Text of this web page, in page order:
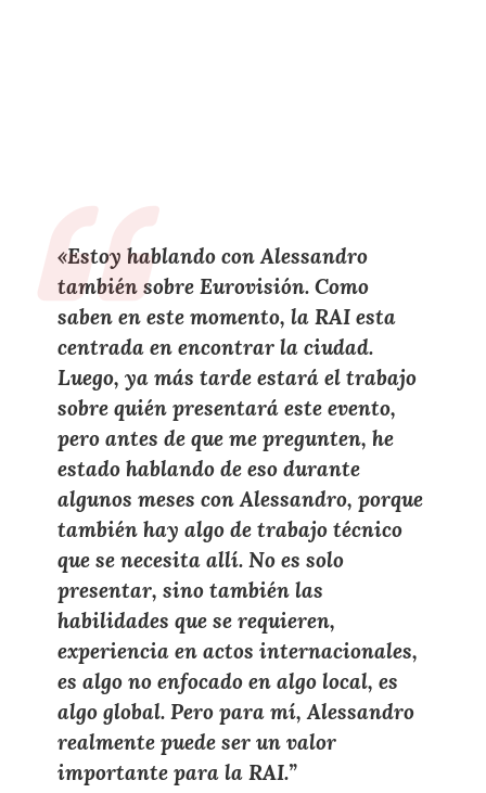
«Estoy hablando con Alessandro
también sobre Eurovisión. Como
saben en este momento, la RAI esta
centrada en encontrar la ciudad.
Luego, ya más tarde estará el trabajo
sobre quién presentará este evento,
pero antes de que me pregunten, he
estado hablando de eso durante
algunos meses con Alessandro, porque
también hay algo de trabajo técnico
que se necesita allí. No es solo
presentar, sino también las
habilidades que se requieren,
experiencia en actos internacionales,
es algo no enfocado en algo local, es
algo global. Pero para mí, Alessandro
realmente puede ser un valor
importante para la RAI.”